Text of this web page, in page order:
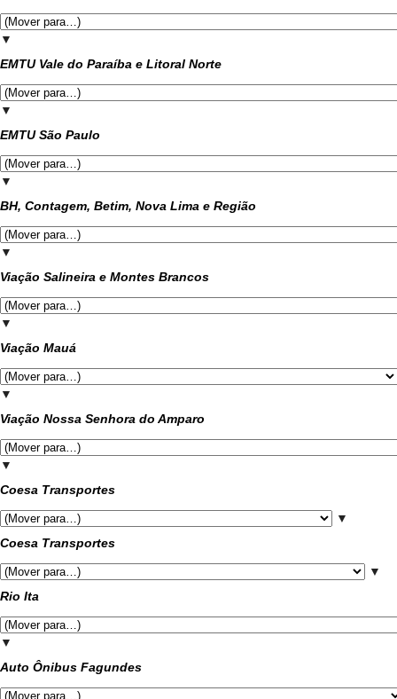
▼
EMTU Vale do Paraíba e Litoral Norte
▼
EMTU São Paulo
▼
BH, Contagem, Betim, Nova Lima e Região
▼
Viação Salineira e Montes Brancos
▼
Viação Mauá
▼
Viação Nossa Senhora do Amparo
▼
Coesa Transportes
▼
Coesa Transportes
▼
Rio Ita
▼
Auto Ônibus Fagundes